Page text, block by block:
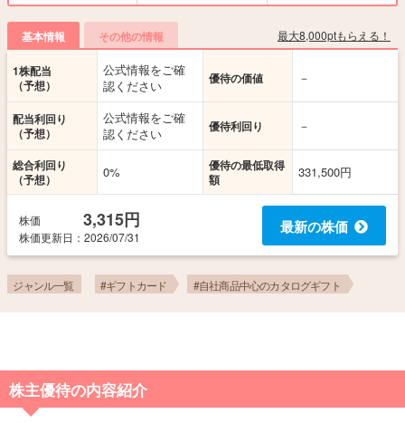
基本情報 その他の情報 最大8,000ptもらえる！
1株配当
（予想）
公式情報をご確
認ください
優待の価値 －
配当利回り
（予想）
公式情報をご確
認ください
優待利回り －
総合利回り
（予想）
0%
優待の最低取得
額
331,500円
株価 3,315円
株価更新日 ：2026/07/31
最新の株価
ジャンル一覧 #ギフトカード #自社商品中心のカタログギフト
株主優待の内容紹介